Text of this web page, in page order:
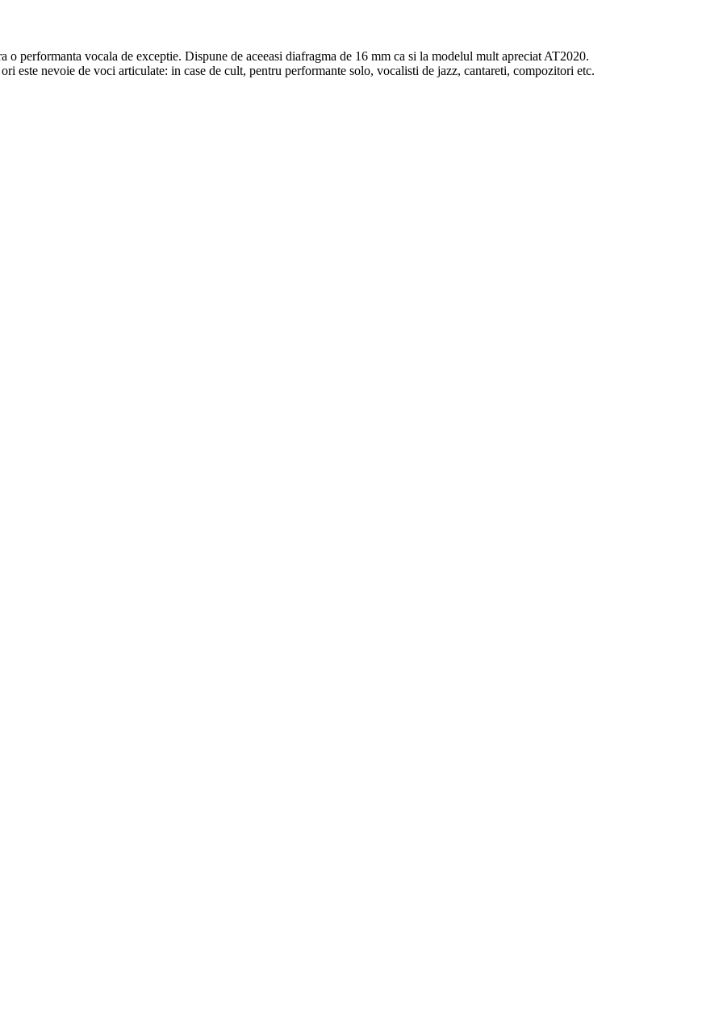
performanta vocala de exceptie. Dispune de aceeasi diafragma de 16 mm ca si la modelul mult apreciat AT2020.
este nevoie de voci articulate: in case de cult, pentru performante solo, vocalisti de jazz, cantareti, compozitori etc.